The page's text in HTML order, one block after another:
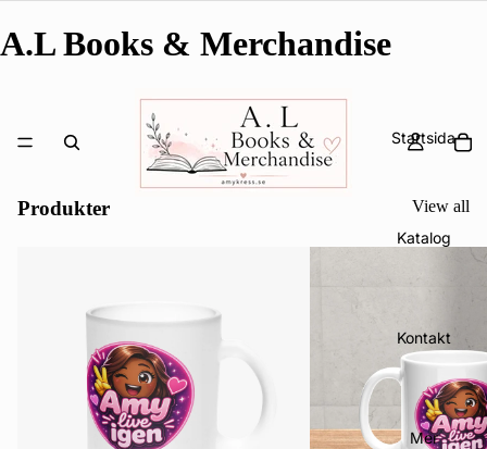
A.L Books & Merchandise
Startsida
Katalog
Kontakt
Mer
Produkter View all